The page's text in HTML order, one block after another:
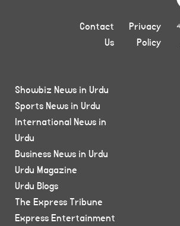
Privacy
Policy
Contact
Us
Showbiz News in Urdu
Sports News in Urdu
International News in
Urdu
Business News in Urdu
Urdu Magazine
Urdu Blogs
The Express Tribune
Express Entertainment